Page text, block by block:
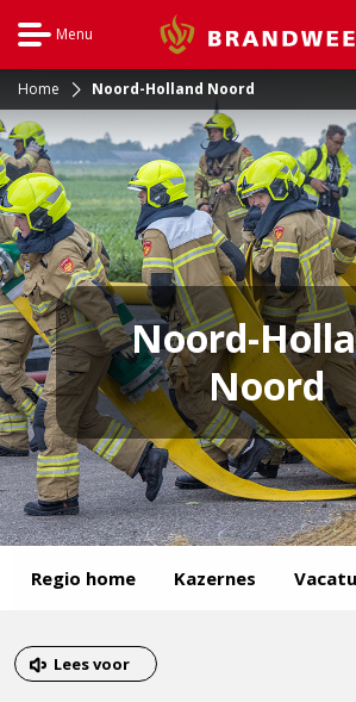
Menu
Home Noord-Holland Noord
Noord-
Noord
van
menu
Regio home Kazernes
van
het
Dit
Lees voor